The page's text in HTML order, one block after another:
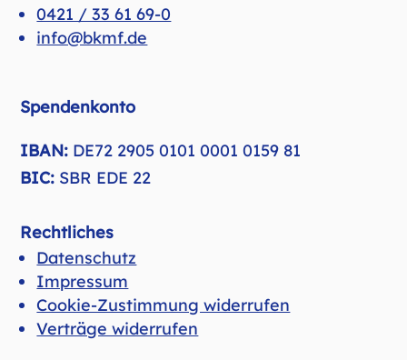
0421 / 33 61 69-0
info@bkmf.de
Spendenkonto
IBAN: DE72 2905 0101 0001 0159 81
BIC: SBR EDE 22
Rechtliches
Datenschutz
Impressum
Cookie-Zustimmung widerrufen
Verträge widerrufen